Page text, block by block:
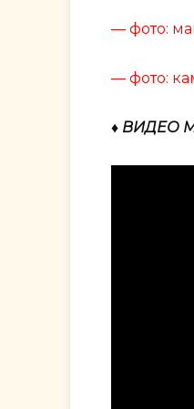
— фото:
— фото:
♦ ВИДЕО